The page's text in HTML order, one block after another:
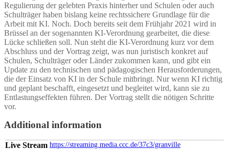
Regulierung der gelebten Praxis hinterher und Schulen oder auch
Schulträger haben bislang keine rechtssichere Grundlage für die
Arbeit mit KI. Noch. Doch bereits seit dem Frühjahr 2021 wird in
Brüssel an der sogenannten KI-Verordnung gearbeitet, die diese
Lücke schließen soll. Nun steht die KI-Verordnung kurz vor dem
Abschluss und der Vortrag zeigt, was nun juristisch konkret auf
Schulen, Schulträger oder Länder zukommen kann, und gibt ein
Update zu den technischen und pädagogischen Herausforderungen,
die der Einsatz von KI in der Schule mitbringt. Nur wenn KI richtig
und geplant beschafft, eingesetzt und begleitet wird, kann sie zu
Entlastungseffekten führen. Der Vortrag stellt die nötigen Schritte
vor.
Additional information
Live Stream https://streaming.media.ccc.de/37c3/granville